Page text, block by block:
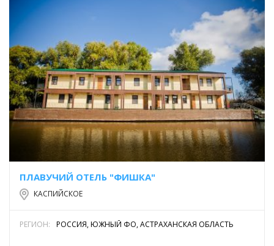
ПЛАВУЧИЙ ОТЕЛЬ "ФИШКА"
КАСПИЙСКОЕ
РЕГИОН: РОССИЯ, ЮЖНЫЙ ФО, АСТРАХАНСКАЯ ОБЛАСТЬ